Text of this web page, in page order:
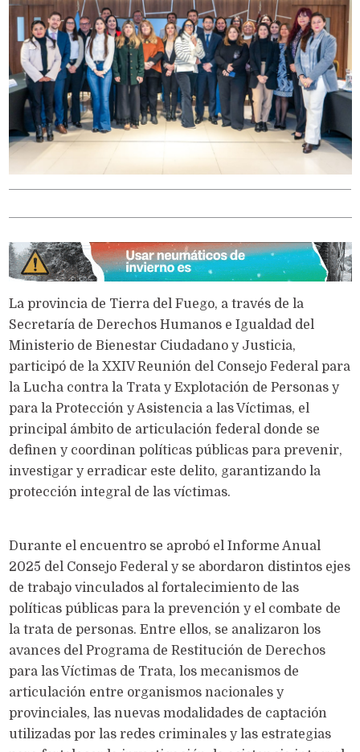
La provincia de Tierra del Fuego, a través de la
Secretaría de Derechos Humanos e Igualdad del
Ministerio de Bienestar Ciudadano y Justicia,
participó de la XXIV Reunión del Consejo Federal para
la Lucha contra la Trata y Explotación de Personas y
para la Protección y Asistencia a las Víctimas, el
principal ámbito de articulación federal donde se
definen y coordinan políticas públicas para prevenir,
investigar y erradicar este delito, garantizando la
protección integral de las víctimas.
Durante el encuentro se aprobó el Informe Anual
2025 del Consejo Federal y se abordaron distintos ejes
de trabajo vinculados al fortalecimiento de las
políticas públicas para la prevención y el combate de
la trata de personas. Entre ellos, se analizaron los
avances del Programa de Restitución de Derechos
para las Víctimas de Trata, los mecanismos de
articulación entre organismos nacionales y
provinciales, las nuevas modalidades de captación
utilizadas por las redes criminales y las estrategias